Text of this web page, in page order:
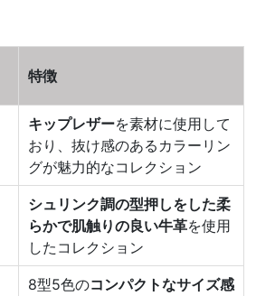
特徴
キップレザーを素材に使用して
おり、抜け感のあるカラーリン
グが魅力的なコレクション
シュリンク調の型押しをした柔
らかで肌触りの良い牛革を使用
したコレクション
8型5色のコンパクトなサイズ感